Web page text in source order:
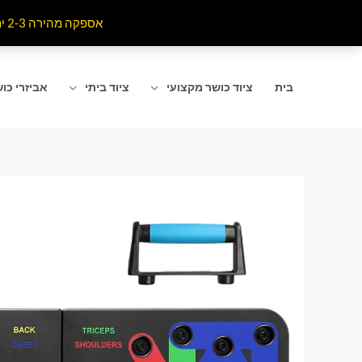
אספקה מהירה 2-3 ימי עסקים לרוב אזורי הארץ . האתר מתעדכן כל רגע מומלץ לרענן את הדף שאתם נמצאים בו
בית ציוד כושר מקצועי ציוד ביתי אביזרי